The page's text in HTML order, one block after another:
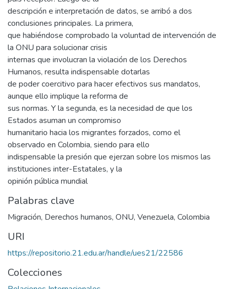
descripción e interpretación de datos, se arribó a dos
conclusiones principales. La primera,
que habiéndose comprobado la voluntad de intervención de
la ONU para solucionar crisis
internas que involucran la violación de los Derechos
Humanos, resulta indispensable dotarlas
de poder coercitivo para hacer efectivos sus mandatos,
aunque ello implique la reforma de
sus normas. Y la segunda, es la necesidad de que los
Estados asuman un compromiso
humanitario hacia los migrantes forzados, como el
observado en Colombia, siendo para ello
indispensable la presión que ejerzan sobre los mismos las
instituciones inter-Estatales, y la
opinión pública mundial
Palabras clave
Migración, Derechos humanos, ONU, Venezuela, Colombia
URI
https://repositorio.21.edu.ar/handle/ues21/22586
Colecciones